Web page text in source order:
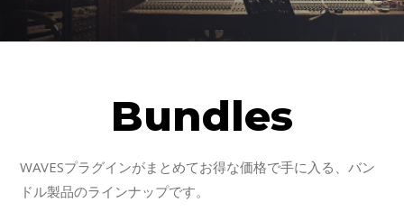
Bundles
WAVESプラグインがまとめてお得な価格で手に入る、バン
ドル製品のラインナップです。